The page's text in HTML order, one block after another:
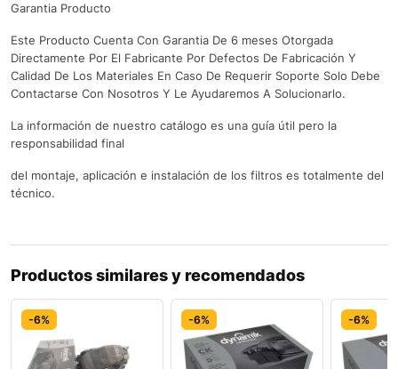
Garantia Producto
Este Producto Cuenta Con Garantia De 6 meses Otorgada
Directamente Por El Fabricante Por Defectos De Fabricación Y
Calidad De Los Materiales En Caso De Requerir Soporte Solo Debe
Contactarse Con Nosotros Y Le Ayudaremos A Solucionarlo.
La información de nuestro catálogo es una guía útil pero la
responsabilidad final
del montaje, aplicación e instalación de los filtros es totalmente del
técnico.
Productos similares y recomendados
-6% -6% -6%